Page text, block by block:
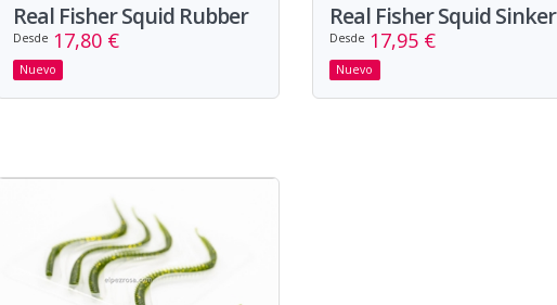
Real Fisher Squid Rubber
Desde 17,80 €
Nuevo
Real Fisher Squid Sinker
Desde 17,95 €
Nuevo